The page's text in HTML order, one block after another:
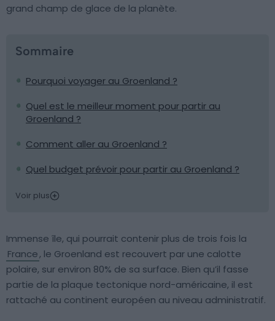
grand champ de glace de la planète.
Sommaire
Pourquoi voyager au Groenland ?
Quel est le meilleur moment pour partir au
Groenland ?
Comment aller au Groenland ?
Quel budget prévoir pour partir au Groenland ?
Voir plus
Immense île, qui pourrait contenir plus de trois fois la
France, le Groenland est recouvert par une calotte
polaire, sur environ 80% de sa surface. Bien qu’il fasse
partie de la plaque tectonique nord-américaine, il est
rattaché au continent européen au niveau administratif.